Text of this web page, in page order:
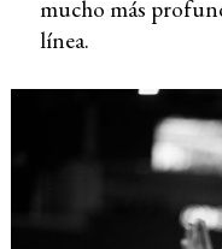
mucho más
línea.